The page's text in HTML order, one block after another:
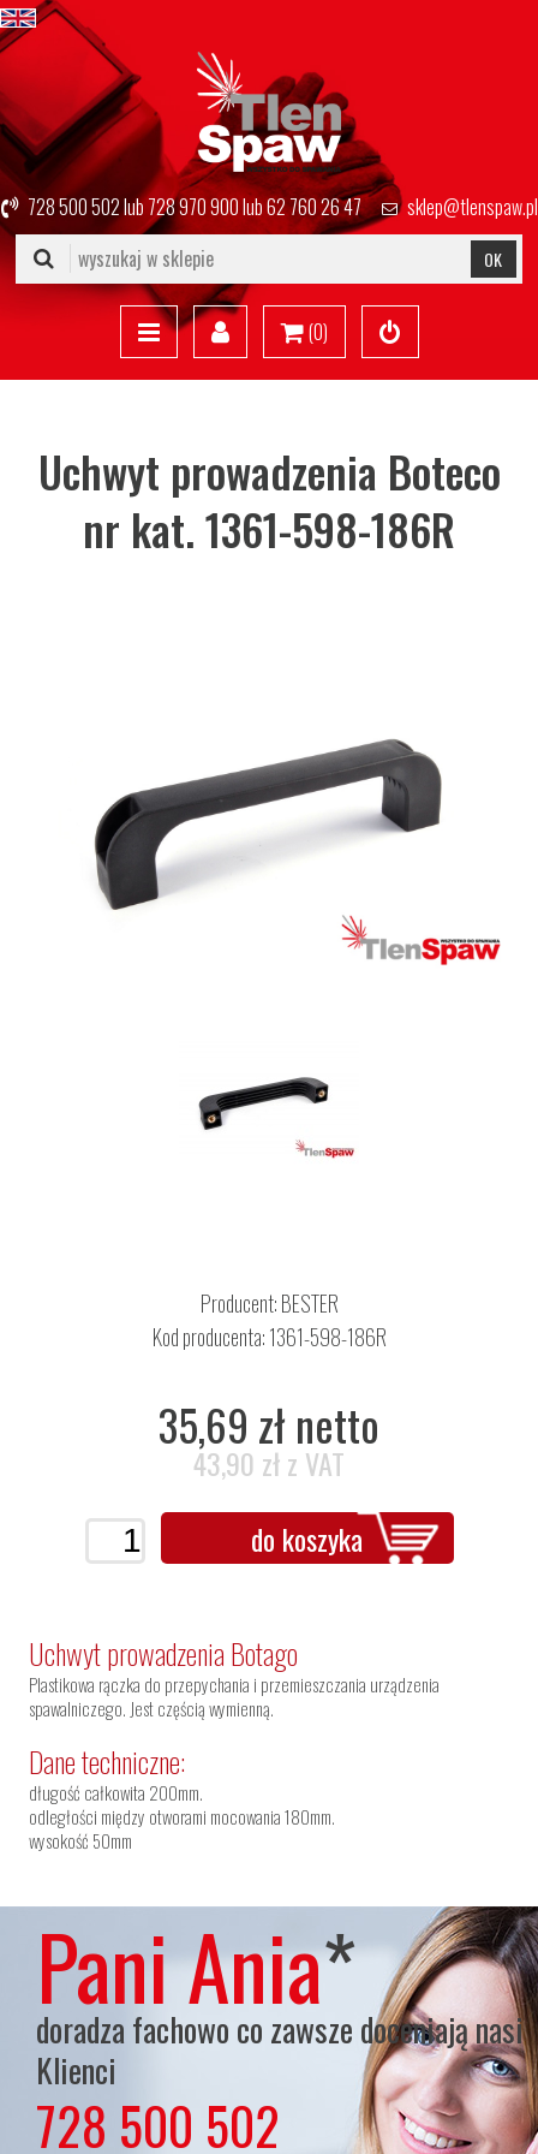
728 500 502lub728 970 900lub62 760 26 47 sklep@tlenspaw.pl
OK
(0)
Uchwyt prowadzenia Boteco
nr kat. 1361-598-186R
Producent:BESTER
Kod producenta: 1361-598-186R
35,69 zł netto
43,90 zł z VAT
do koszyka
Uchwyt prowadzenia Botago
Plastikowa rączka do przepychania i przemieszczania urządzenia
spawalniczego. Jest częścią wymienną.
Dane techniczne:
długość całkowita 200mm.
odległości między otworami mocowania 180mm.
wysokość 50mm
Pani Ania*
doradza fachowo co zawsze doceniają nasi
Klienci
728 500 502